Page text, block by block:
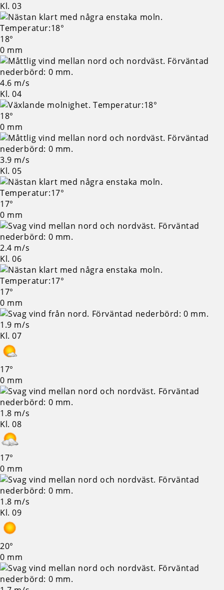
Kl. 03
18°
0 mm
4.6 m/s
Kl. 04
18°
0 mm
3.9 m/s
Kl. 05
17°
0 mm
2.4 m/s
Kl. 06
17°
0 mm
1.9 m/s
Kl. 07
17°
0 mm
1.8 m/s
Kl. 08
17°
0 mm
1.8 m/s
Kl. 09
20°
0 mm